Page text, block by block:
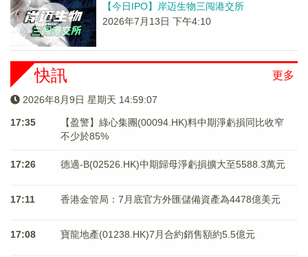
【今日IPO】岸迈生物三闯港交所
2026年7月13日 下午4:10
更多
快訊
2026年8月9日 星期天 14:59:07
17:35
【盈警】綠心集團(00094.HK)料中期淨虧損同比收窄
不少於85%
17:26 德適-B(02526.HK)中期歸母淨虧損擴大至5588.3萬元
17:11 香港金管局：7月底官方外匯儲備資產為4478億美元
17:08 寶龍地產(01238.HK)7月合約銷售額約5.5億元